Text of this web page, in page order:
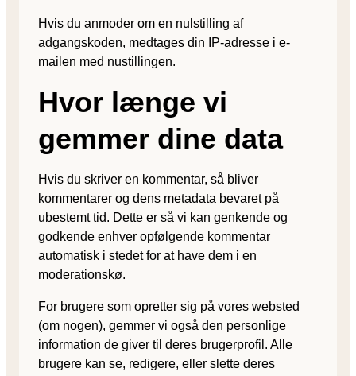
Hvis du anmoder om en nulstilling af
adgangskoden, medtages din IP-adresse i e-
mailen med nustillingen.
Hvor længe vi
gemmer dine data
Hvis du skriver en kommentar, så bliver
kommentarer og dens metadata bevaret på
ubestemt tid. Dette er så vi kan genkende og
godkende enhver opfølgende kommentar
automatisk i stedet for at have dem i en
moderationskø.
For brugere som opretter sig på vores websted
(om nogen), gemmer vi også den personlige
information de giver til deres brugerprofil. Alle
brugere kan se, redigere, eller slette deres